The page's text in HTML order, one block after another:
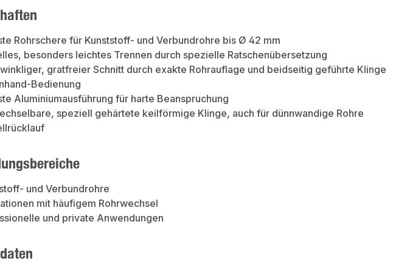
Rohrschere für Kunststoff- und Verbundrohre bis Ø 42 mm
besonders leichtes Trennen durch spezielle Ratschenübersetzung
gratfreier Schnitt durch exakte Rohrauflage und beidseitig geführte Klinge
Bedienung
Aluminiumausführung für harte Beanspruchung
speziell gehärtete keilförmige Klinge, auch für dünnwandige Rohre
und Verbundrohre
mit häufigem Rohrwechsel
und private Anwendungen